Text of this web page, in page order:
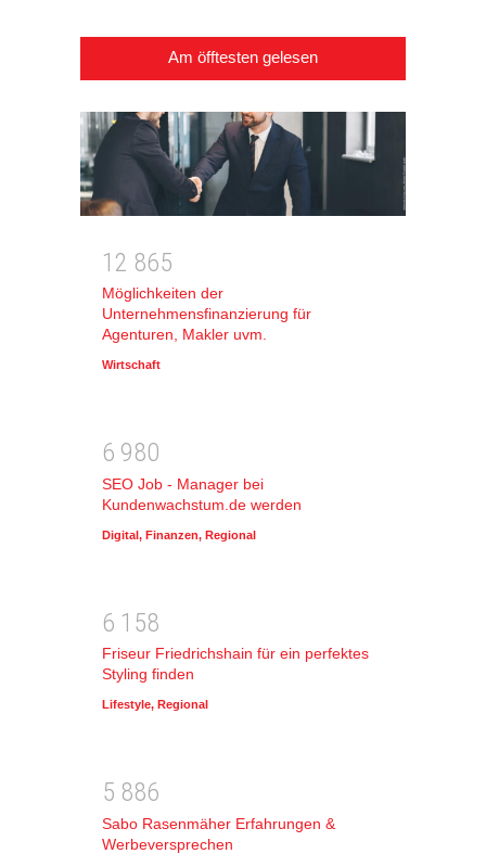
Am öfftesten gelesen
1 2 865
Möglichkeiten der
Unternehmensfinanzierung für
Agenturen, Makler uvm.
Wirtschaft
6 980
SEO Job - Manager bei
Kundenwachstum.de werden
Digital, Finanzen, Regional
6 1 58
Friseur Friedrichshain für ein perfektes
Styling finden
Lifestyle, Regional
5 886
Sabo Rasenmäher Erfahrungen &
Werbeversprechen